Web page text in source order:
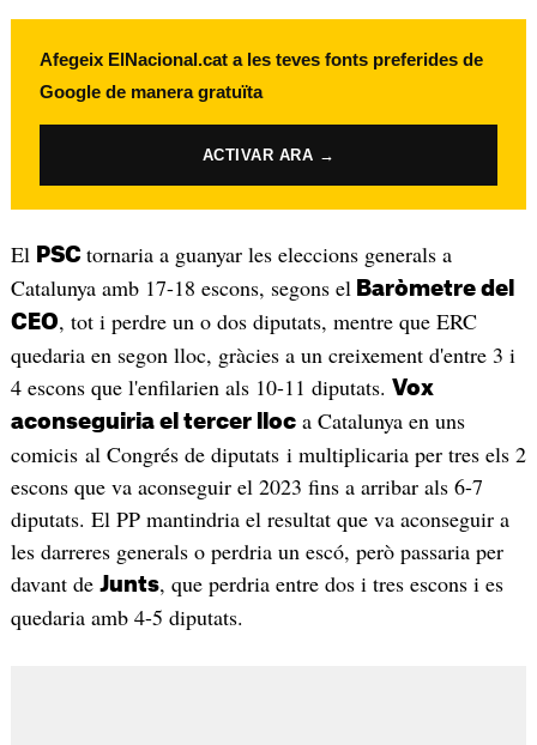
Afegeix ElNacional.cat a les teves fonts preferides de
Google de manera gratuïta
ACTIVAR ARA →
El PSC tornaria a guanyar les eleccions generals a
Catalunya amb 17-18 escons, segons el Baròmetre del
CEO, tot i perdre un o dos diputats, mentre que ERC
quedaria en segon lloc, gràcies a un creixement d'entre 3 i
4 escons que l'enfilarien als 10-11 diputats. Vox
aconseguiria el tercer lloca Catalunya en uns
comicis al Congrés de diputats i multiplicaria per tres els 2
escons que va aconseguir el 2023 fins a arribar als 6-7
diputats. El PP mantindria el resultat que va aconseguir a
les darreres generals o perdria un escó, però passaria per
davant de Junts, que perdria entre dos i tres escons i es
quedaria amb 4-5 diputats.